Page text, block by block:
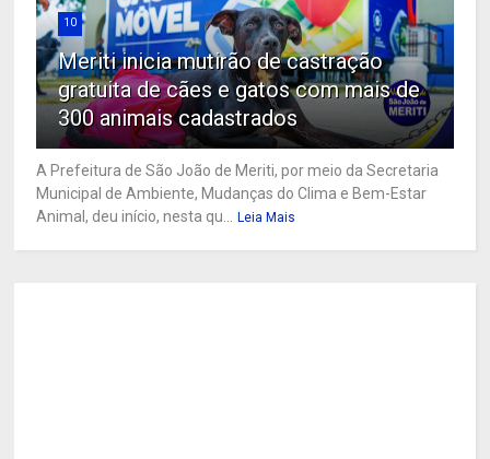
10
Meriti inicia mutirão de castração
gratuita de cães e gatos com mais de
300 animais cadastrados
A Prefeitura de São João de Meriti, por meio da Secretaria
Municipal de Ambiente, Mudanças do Clima e Bem-Estar
Animal, deu início, nesta qu...
Leia Mais